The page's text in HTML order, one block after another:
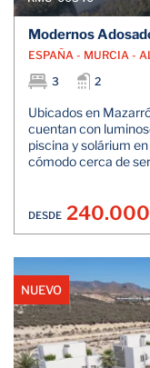
Modernos
ESPAÑA - MURCIA -
3
2
Ubicados en
cuentan con
piscina y solárium
cómodo cerca de
DESDE 240.000
NUEVO